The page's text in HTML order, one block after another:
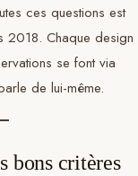
ces questions est
2018. Chaque design
se font via
de lui-même.
bons critères